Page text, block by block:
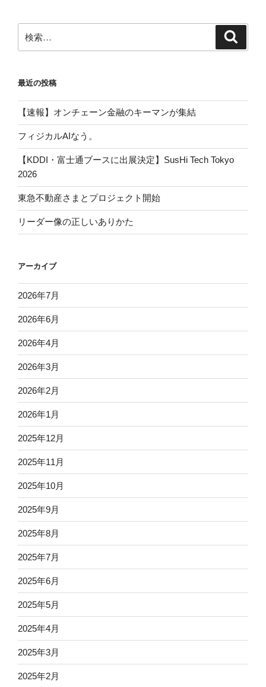
ン
索:
最近の投稿
【速報】オンチェーン金融のキーマンが集結
フィジカルAIなう。
【KDDI・富士通ブースに出展決定】SusHi Tech Tokyo
2026
東急不動産さまとプロジェクト開始
リーダー像の正しいありかた
アーカイブ
2026年7月
2026年6月
2026年4月
2026年3月
2026年2月
2026年1月
2025年12月
2025年11月
2025年10月
2025年9月
2025年8月
2025年7月
2025年6月
2025年5月
2025年4月
2025年3月
2025年2月